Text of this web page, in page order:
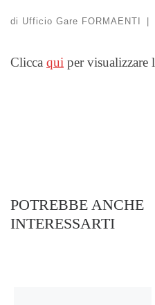
di Ufficio Gare FORMAENTI |
Clicca qui per visualizzare
POTREBBE ANCHE
INTERESSARTI